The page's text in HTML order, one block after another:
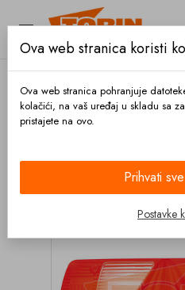

Ova web stranica koristi
Ova web stranica pohranjuje
kolačići, na vaš uređaj u skladu sa
pristajete na ovo.
Prihvati
Postavke